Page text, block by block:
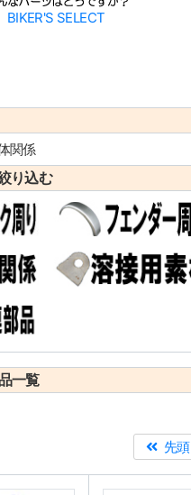
BIKER'S SELECT
関係
り込む
一覧
先頭